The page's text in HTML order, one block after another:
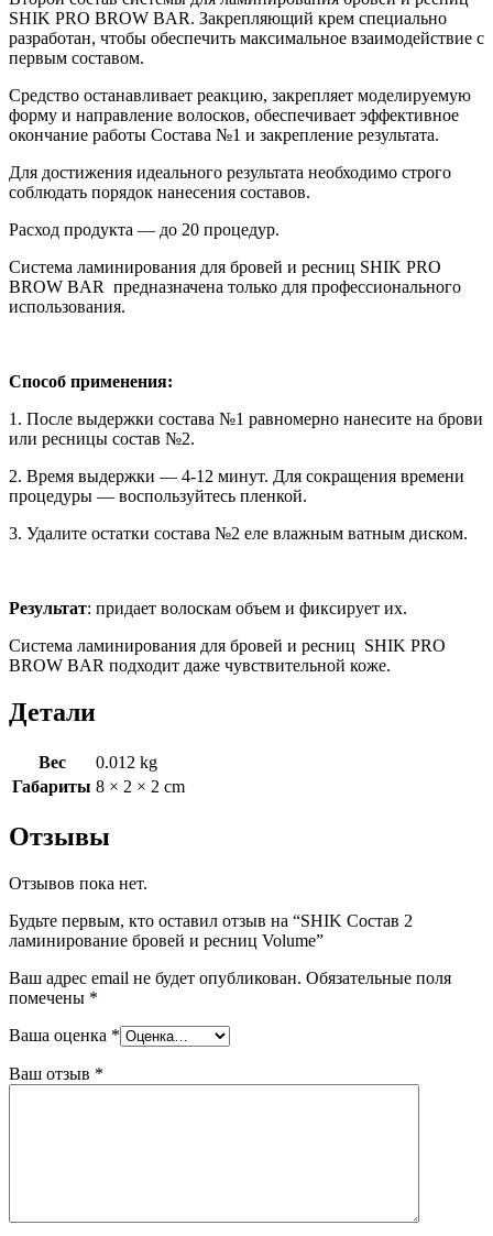
SHIK PRO BROW BAR. Закрепляющий крем специально
разработан, чтобы обеспечить максимальное взаимодействие с
первым составом.
Средство останавливает реакцию, закрепляет моделируемую
форму и направление волосков, обеспечивает эффективное
окончание работы Состава №1 и закрепление результата.
Для достижения идеального результата необходимо строго
соблюдать порядок нанесения составов.
Расход продукта — до 20 процедур.
Система ламинирования для бровей и ресниц SHIK PRO
BROW BAR предназначена только для профессионального
использования.
Способ применения:
1. После выдержки состава №1 равномерно нанесите на брови
или ресницы состав №2.
2. Время выдержки — 4-12 минут. Для сокращения времени
процедуры — воспользуйтесь пленкой.
3. Удалите остатки состава №2 еле влажным ватным диском.
Результат: придает волоскам объем и фиксирует их.
Система ламинирования для бровей и ресниц SHIK PRO
BROW BAR подходит даже чувствительной коже.
Детали
Вес
0.012 kg
Габариты 8 × 2 × 2 cm
Отзывы
Отзывов пока нет.
Будьте первым, кто оставил отзыв на “SHIK Состав 2
ламинирование бровей и ресниц Volume”
Ваш адрес email не будет опубликован. Обязательные поля
помечены *
Ваша оценка *
Ваш отзыв *